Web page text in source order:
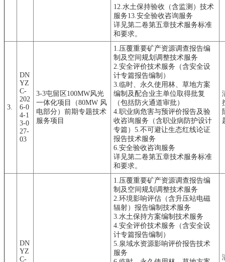
12.水土保持验收（含监测）技术
服务13.安全验收咨询服务
详见第二卷第五章技术服务标准
和要求。
3.
DN
YZ
C-
202
6-0
4-1
3-0
27-
03
3-3屯留区100MW风光
一体化项目（80MW 风
电部分）前期专题技术
服务项目
1.压覆重要矿产资源调查报告编
制及空间规划调整技术服务
2.安全评价技术服务（含安全设
计专篇报告编制）
3.临时、永久使用林、草地方案
编制及配合业主单位取得批复
（包括防火通道审批）
4.职业病危害与预评价报告及验
收咨询服务（含职业病防护设计
专篇）5.不可避让生态红线论证
报告技术服务
6.安全验收咨询服务
详见第二卷第五章技术服务标准
和要求。
DN
YZ
C-
1.压覆重要矿产资源调查报告编
制及空间规划调整技术服务
2.环境影响评估（含升压站电磁
辐射）报告编制技术服务
3.水土保持方案编制技术服务
4.安全评价技术服务（含安全设
计专篇报告编制）
5.泉域水资源影响评价报告技术
服务